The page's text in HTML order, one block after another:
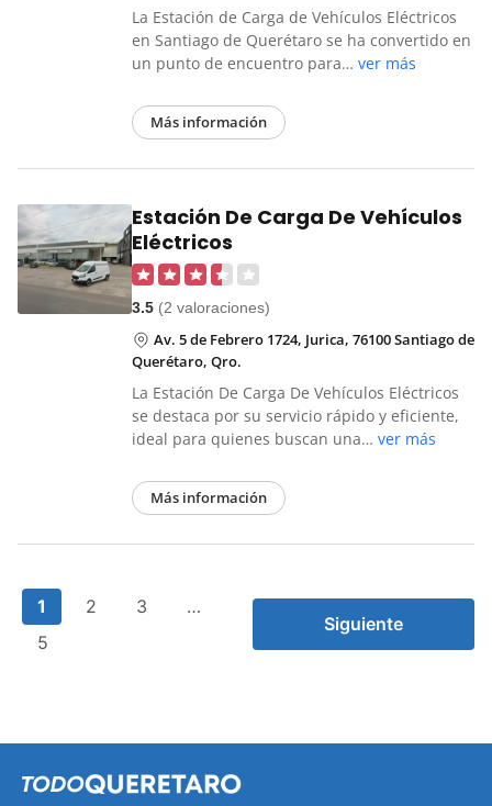
La Estación de Carga de Vehículos Eléctricos
en Santiago de Querétaro se ha convertido en
un punto de encuentro para… ver más
Más información
Estación De Carga De Vehículos
Eléctricos
3.5 (2 valoraciones)
Av. 5 de Febrero 1724, Jurica, 76100 Santiago de
Querétaro, Qro.
La Estación De Carga De Vehículos Eléctricos
se destaca por su servicio rápido y eficiente,
ideal para quienes buscan una… ver más
Más información
1 2 3
…
5
Siguiente